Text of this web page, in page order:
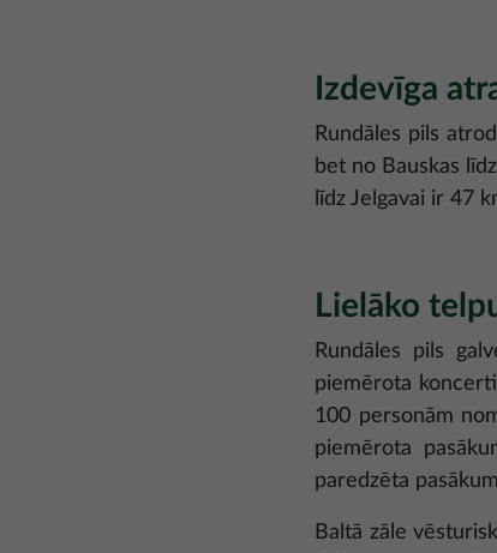
Izdevīga
Rundāles pils
bet no Bauskas
līdz Jelgavai ir 47
Lielāko
Rundāles pils
piemērota
100 personām
piemērota
paredzēta
Baltā zāle